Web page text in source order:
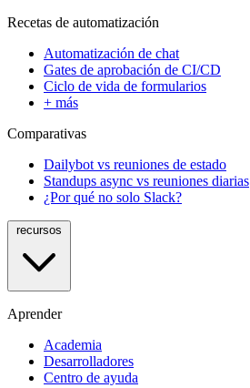
Recetas de automatización
Automatización de chat
Gates de aprobación de CI/CD
Ciclo de vida de formularios
+ más
Comparativas
Dailybot vs reuniones de estado
Standups async vs reuniones diarias
¿Por qué no solo Slack?
Aprender
Academia
Desarrolladores
Centro de ayuda